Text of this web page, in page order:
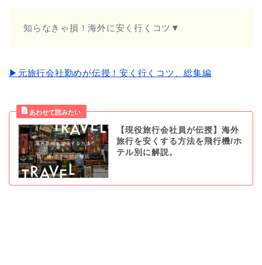
知らなきゃ損！海外に安く行くコツ▼
▶︎元旅行会社勤めが伝授！安く行くコツ、総集編
【現役旅行会社員が伝授】海外
旅行を安くする方法を飛行機/ホ
テル別に解説。